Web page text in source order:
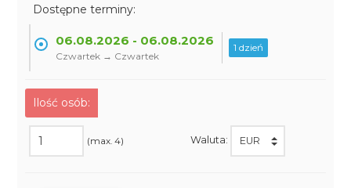
Dostępne terminy:
06.08.2026 - 06.08.2026
Czwartek → Czwartek
1 dzień
Ilość osób:
(max. 4) Waluta: